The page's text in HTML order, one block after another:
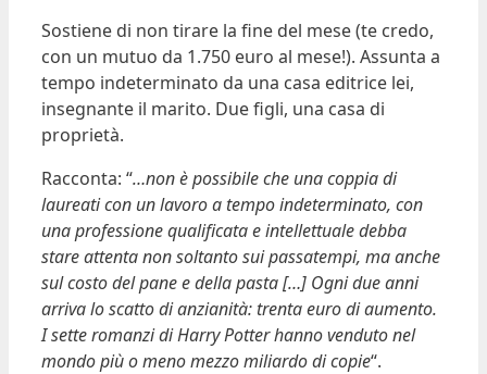
Sostiene di non tirare la fine del mese (te credo,
con un mutuo da 1.750 euro al mese!). Assunta a
tempo indeterminato da una casa editrice lei,
insegnante il marito. Due figli, una casa di
proprietà.
Racconta: “…non è possibile che una coppia di
laureati con un lavoro a tempo indeterminato, con
una professione qualificata e intellettuale debba
stare attenta non soltanto sui passatempi, ma anche
sul costo del pane e della pasta […] Ogni due anni
arriva lo scatto di anzianità: trenta euro di aumento.
I sette romanzi di Harry Potter hanno venduto nel
mondo più o meno mezzo miliardo di copie“.